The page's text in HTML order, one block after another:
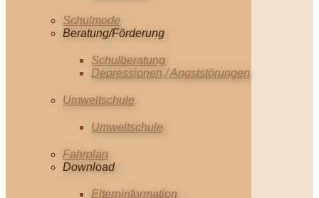
Schulmode
Beratung/Förderung
Schulberatung
Depressionen / Angststörungen
Umweltschule
Umweltschule
Fahrplan
Download
Elterninformation